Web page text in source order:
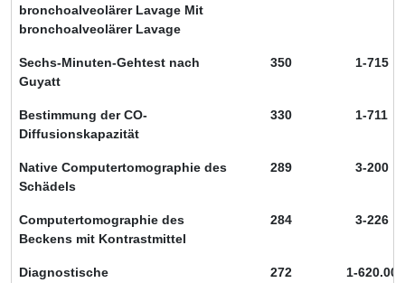
bronchoalveolärer Lavage Mit
bronchoalveolärer Lavage
Sechs-Minuten-Gehtest nach
Guyatt
350 1-715
Bestimmung der CO-
Diffusionskapazität
330 1-711
Native Computertomographie des
Schädels
289 3-200
Computertomographie des
Beckens mit Kontrastmittel
284 3-226
Diagnostische
272 1-620.00